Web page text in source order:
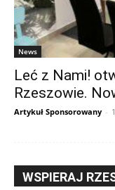
News
Leć z Nami!
Rzeszowie.
Artykuł Sponsorowany -
WSPIERAJ